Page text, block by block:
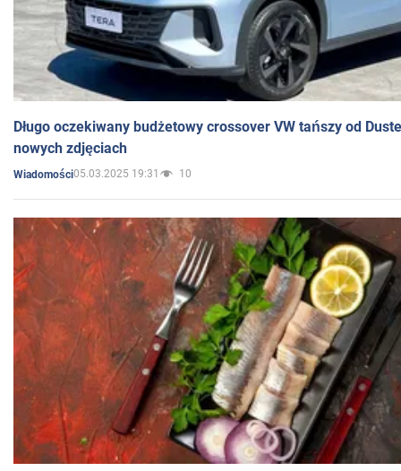
Długo oczekiwany budżetowy crossover VW tańszy od
nowych zdjęciach
Wiadomości05.03.2025 19:31 10